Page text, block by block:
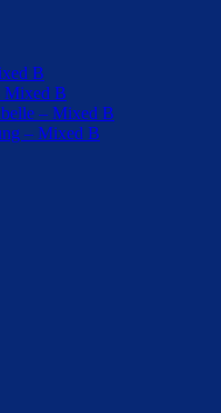
B
Mixed B
– Mixed B
– Mixed B